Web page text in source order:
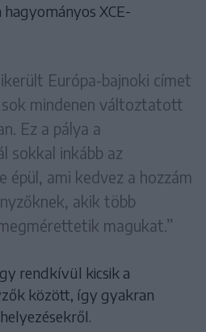
XCE-
Európa-bajnoki címet
sok mindenen változtatott
Ez a pálya a
sokkal inkább az
épül, ami kedvez a hozzám
akik több
magukat.”
rendkívül kicsik a
között, így gyakran